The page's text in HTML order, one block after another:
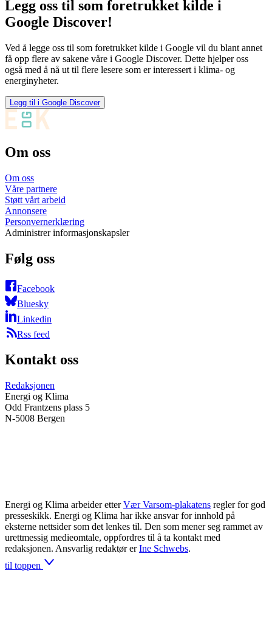
Legg oss til som foretrukket kilde i
Google Discover!
Ved å legge oss til som foretrukket kilde i Google vil du blant annet
få opp flere av sakene våre i Google Discover. Dette hjelper oss
også med å nå ut til flere lesere som er interessert i klima- og
energinyheter.
Legg til i Google Discover
Om oss
Om oss
Våre partnere
Støtt vårt arbeid
Annonsere
Personvernerklæring
Administrer informasjonskapsler
Følg oss
Facebook
Bluesky
Linkedin
Rss feed
Kontakt oss
Redaksjonen
Energi og Klima
Odd Frantzens plass 5
N-5008 Bergen
Energi og Klima arbeider etter Vær Varsom-plakatens regler for god
presseskikk. Energi og Klima har ikke ansvar for innhold på
eksterne nettsider som det lenkes til. Den som mener seg rammet av
urettmessig medieomtale, oppfordres til å ta kontakt med
redaksjonen. Ansvarlig redaktør er Ine Schwebs.
til toppen